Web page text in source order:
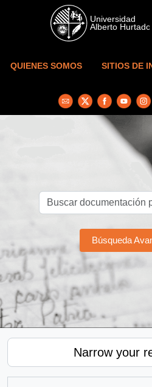
Skip to main content
QUIENES SOMOS SITIOS DE
Búsqueda
Narrow your